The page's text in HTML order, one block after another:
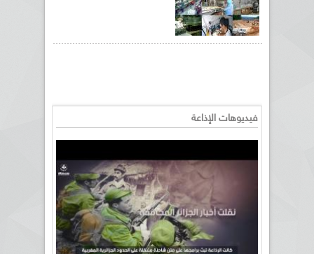
فيديوهات الإذاعة